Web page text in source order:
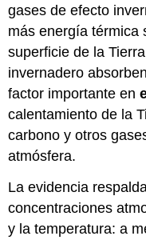
gases de efecto
más energía térmica
superficie de la
invernadero
factor importante en
calentamiento de la
carbono y otros
atmósfera.
La evidencia
concentraciones
y la temperatura: a